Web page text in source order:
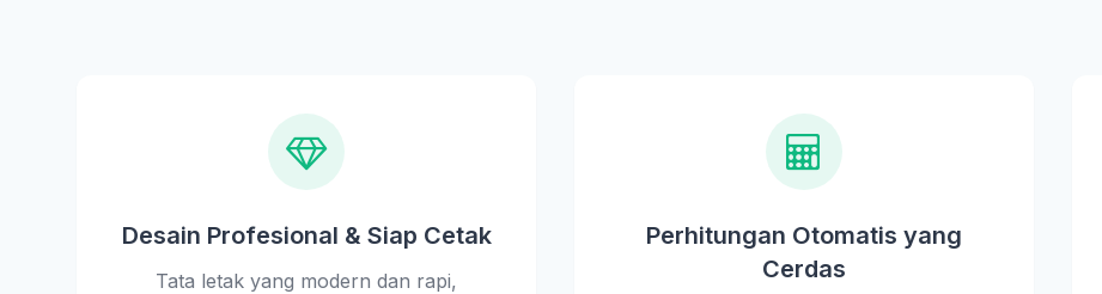
Desain Profesional & Siap Cetak
Tata letak yang modern dan rapi,
Perhitungan Otomatis yang
Cerdas